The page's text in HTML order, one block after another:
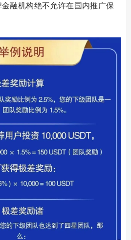
融机构绝不允许在国内推广保